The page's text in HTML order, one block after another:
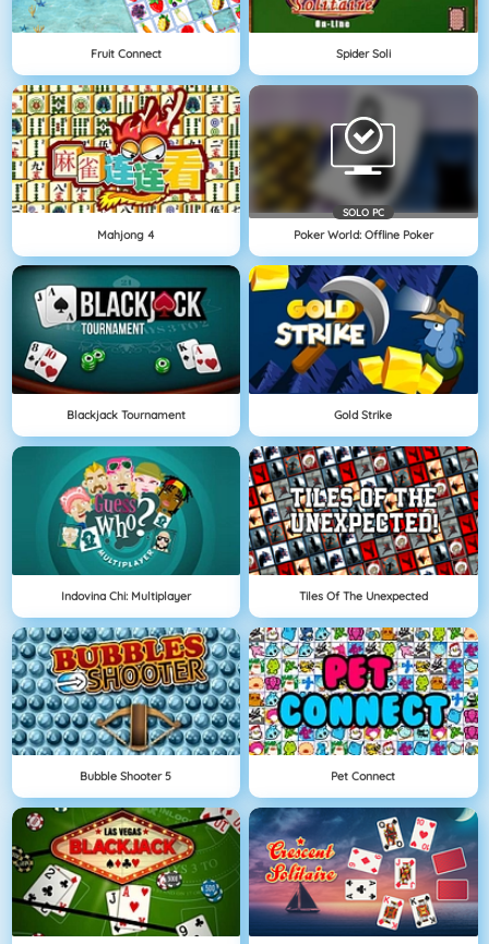
Fruit Connect Spider Soli
Mahjong 4
SOLO PC
Poker World: Offline Poker
Blackjack Tournament Gold Strike
Indovina Chi: Multiplayer Tiles Of The Unexpected
Bubble Shooter 5 Pet Connect